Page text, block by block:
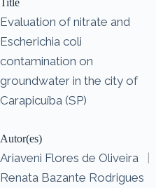
Evaluation of nitrate and
Escherichia coli
contamination on
groundwater in the city of
Carapicuíba (SP)
Autor(es)
Ariaveni Flores de Oliveira
|
Renata Bazante Rodrigues